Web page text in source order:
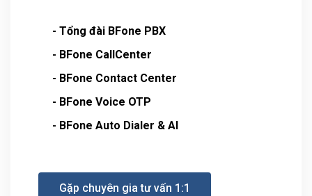
- Tổng đài BFone PBX
- BFone CallCenter
- BFone Contact Center
- BFone Voice OTP
- BFone Auto Dialer & AI
Gặp chuyên gia tư vấn 1:1